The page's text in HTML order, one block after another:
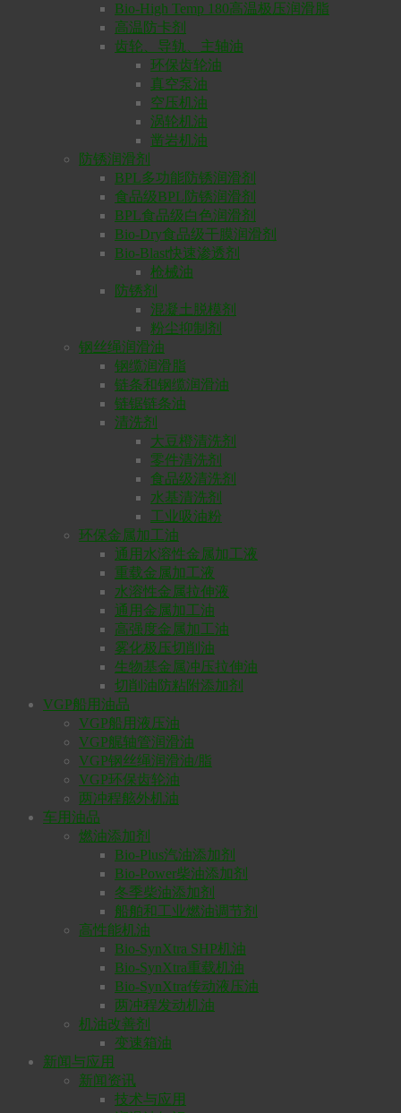
Bio-High Temp 180高温极压润滑脂
高温防卡剂
齿轮、导轨、主轴油
环保齿轮油
真空泵油
空压机油
涡轮机油
凿岩机油
防锈润滑剂
BPL多功能防锈润滑剂
食品级BPL防锈润滑剂
BPL食品级白色润滑剂
Bio-Dry食品级干膜润滑剂
Bio-Blast快速渗透剂
枪械油
防锈剂
混凝土脱模剂
粉尘抑制剂
钢丝绳润滑油
钢缆润滑脂
链条和钢缆润滑油
链锯链条油
清洗剂
大豆橙清洗剂
零件清洗剂
食品级清洗剂
水基清洗剂
工业吸油粉
环保金属加工油
通用水溶性金属加工液
重载金属加工液
水溶性金属拉伸液
通用金属加工油
高强度金属加工油
雾化极压切削油
生物基金属冲压拉伸油
切削油防粘附添加剂
VGP船用油品
VGP船用液压油
VGP艉轴管润滑油
VGP钢丝绳润滑油/脂
VGP环保齿轮油
两冲程舷外机油
车用油品
燃油添加剂
Bio-Plus汽油添加剂
Bio-Power柴油添加剂
冬季柴油添加剂
船舶和工业燃油调节剂
高性能机油
Bio-SynXtra SHP机油
Bio-SynXtra重载机油
Bio-SynXtra传动液压油
两冲程发动机油
机油改善剂
变速箱油
新闻与应用
新闻资讯
技术与应用